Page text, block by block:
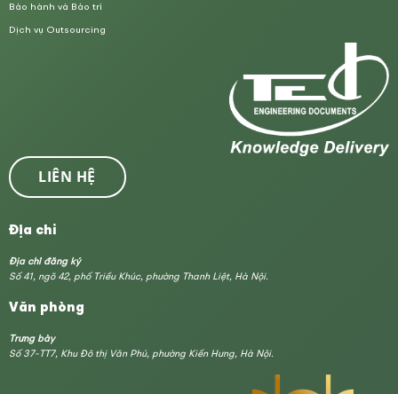
Bảo hành và Bảo trì
Dịch vụ Outsourcing
LIÊN HỆ
Địa chỉ
Địa chỉ đăng ký
Số 41, ngõ 42, phố Triều Khúc, phường Thanh Liệt, Hà Nội.
Văn phòng
Trưng bày
Số 37-TT7, Khu Đô thị Văn Phú, phường Kiến Hưng, Hà Nội.